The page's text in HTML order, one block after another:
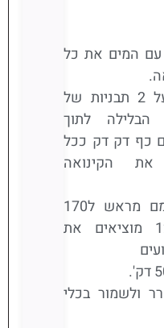
עם המים את כל
מניחים נייר אפייה על 2 תבניות של
לתוך
כף דק דק ככל
הקינואה
מכניסים לתנור שחומם מראש ל170
מעלות ולאחר 12-14 מוציאים את
ולשמור בכלי